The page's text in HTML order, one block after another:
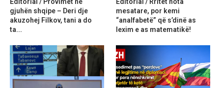
gjuhën shqipe – Deri dje
akuzohej Filkov, tani a do
ta...
mesatare, por kemi
“analfabetë” që s’dinë as
lexim e as matematikë!